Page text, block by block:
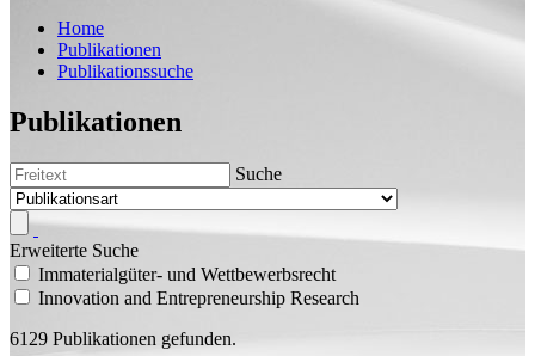
Home
Publikationen
Publikationssuche
Publikationen
Suche
Erweiterte Suche
Immaterialgüter- und Wettbewerbsrecht
Innovation and Entrepreneurship Research
6129 Publikationen gefunden.